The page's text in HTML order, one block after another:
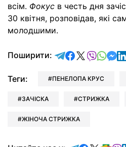
всім. Фокус в честь дня
30 квітня, розповідав, які
молодшими.
Поширити: відправити у
поділитись
Теги: ПЕНЕЛОПА КРУС
ЗАЧІСКА СТРИЖКА
ЖІНОЧА СТРИЖКА